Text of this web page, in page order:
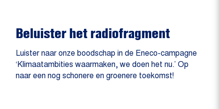
Beluister het radiofragment
Luister naar onze boodschap in de Eneco-campagne
‘Klimaatambities waarmaken, we doen het nu.’ Op
naar een nog schonere en groenere toekomst!